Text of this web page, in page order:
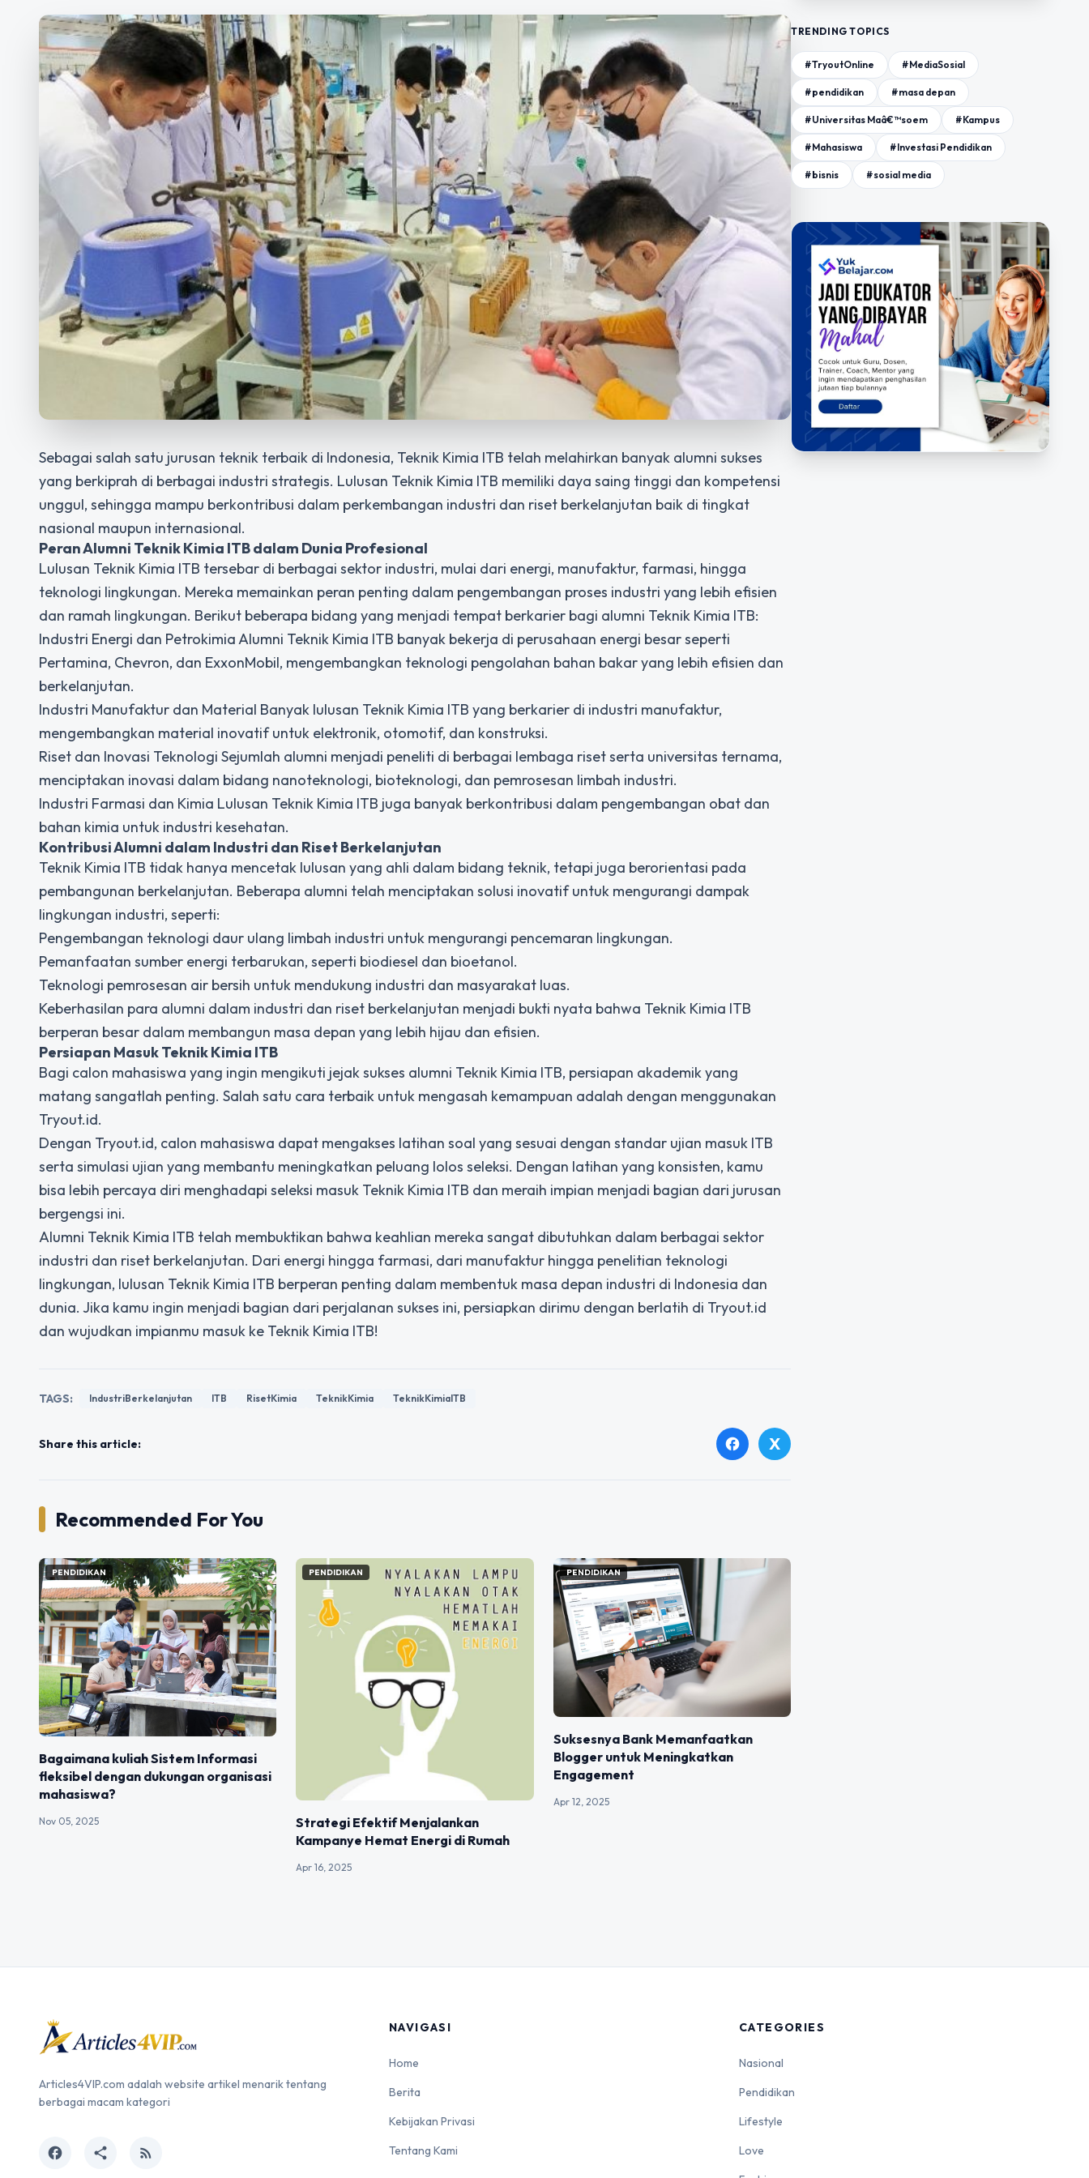
Sebagai salah satu jurusan teknik terbaik di Indonesia, Teknik Kimia ITB telah melahirkan banyak alumni sukses
yang berkiprah di berbagai industri strategis. Lulusan Teknik Kimia ITB memiliki daya saing tinggi dan kompetensi
unggul, sehingga mampu berkontribusi dalam perkembangan industri dan riset berkelanjutan baik di tingkat
nasional maupun internasional.
Peran Alumni Teknik Kimia ITB dalam Dunia Profesional
Lulusan Teknik Kimia ITB tersebar di berbagai sektor industri, mulai dari energi, manufaktur, farmasi, hingga
teknologi lingkungan. Mereka memainkan peran penting dalam pengembangan proses industri yang lebih efisien
dan ramah lingkungan. Berikut beberapa bidang yang menjadi tempat berkarier bagi alumni Teknik Kimia ITB:
Industri Energi dan Petrokimia Alumni Teknik Kimia ITB banyak bekerja di perusahaan energi besar seperti
Pertamina, Chevron, dan ExxonMobil, mengembangkan teknologi pengolahan bahan bakar yang lebih efisien dan
berkelanjutan.
Industri Manufaktur dan Material Banyak lulusan Teknik Kimia ITB yang berkarier di industri manufaktur,
mengembangkan material inovatif untuk elektronik, otomotif, dan konstruksi.
Riset dan Inovasi Teknologi Sejumlah alumni menjadi peneliti di berbagai lembaga riset serta universitas ternama,
menciptakan inovasi dalam bidang nanoteknologi, bioteknologi, dan pemrosesan limbah industri.
Industri Farmasi dan Kimia Lulusan Teknik Kimia ITB juga banyak berkontribusi dalam pengembangan obat dan
bahan kimia untuk industri kesehatan.
Kontribusi Alumni dalam Industri dan Riset Berkelanjutan
Teknik Kimia ITB tidak hanya mencetak lulusan yang ahli dalam bidang teknik, tetapi juga berorientasi pada
pembangunan berkelanjutan. Beberapa alumni telah menciptakan solusi inovatif untuk mengurangi dampak
lingkungan industri, seperti:
Pengembangan teknologi daur ulang limbah industri untuk mengurangi pencemaran lingkungan.
Pemanfaatan sumber energi terbarukan, seperti biodiesel dan bioetanol.
Teknologi pemrosesan air bersih untuk mendukung industri dan masyarakat luas.
Keberhasilan para alumni dalam industri dan riset berkelanjutan menjadi bukti nyata bahwa Teknik Kimia ITB
berperan besar dalam membangun masa depan yang lebih hijau dan efisien.
Persiapan Masuk Teknik Kimia ITB
Bagi calon mahasiswa yang ingin mengikuti jejak sukses alumni Teknik Kimia ITB, persiapan akademik yang
matang sangatlah penting. Salah satu cara terbaik untuk mengasah kemampuan adalah dengan menggunakan
Tryout.id.
Dengan Tryout.id, calon mahasiswa dapat mengakses latihan soal yang sesuai dengan standar ujian masuk ITB
serta simulasi ujian yang membantu meningkatkan peluang lolos seleksi. Dengan latihan yang konsisten, kamu
bisa lebih percaya diri menghadapi seleksi masuk Teknik Kimia ITB dan meraih impian menjadi bagian dari jurusan
bergengsi ini.
Alumni Teknik Kimia ITB telah membuktikan bahwa keahlian mereka sangat dibutuhkan dalam berbagai sektor
industri dan riset berkelanjutan. Dari energi hingga farmasi, dari manufaktur hingga penelitian teknologi
lingkungan, lulusan Teknik Kimia ITB berperan penting dalam membentuk masa depan industri di Indonesia dan
dunia. Jika kamu ingin menjadi bagian dari perjalanan sukses ini, persiapkan dirimu dengan berlatih di Tryout.id
dan wujudkan impianmu masuk ke Teknik Kimia ITB!
TAGS: IndustriBerkelanjutan ITB RisetKimia TeknikKimia TeknikKimiaITB
Share this article: facebook X
Recommended For You
PENDIDIKAN
Bagaimana kuliah Sistem Informasi
fleksibel dengan dukungan organisasi
mahasiswa?
Nov 05, 2025
PENDIDIKAN
Strategi Efektif Menjalankan
Kampanye Hemat Energi di Rumah
Apr 16, 2025
PENDIDIKAN
Suksesnya Bank Memanfaatkan
Blogger untuk Meningkatkan
Engagement
Apr 12, 2025
TRENDING TOPICS
#TryoutOnline #MediaSosial
#pendidikan #masa depan
#Universitas Maâ€™soem #Kampus
#Mahasiswa #Investasi Pendidikan
#bisnis #sosial media
Articles4VIP.com adalah website artikel menarik tentang
berbagai macam kategori
facebook share rss_feed
NAVIGASI
Home
Berita
Kebijakan Privasi
Tentang Kami
CATEGORIES
Nasional
Pendidikan
Lifestyle
Love